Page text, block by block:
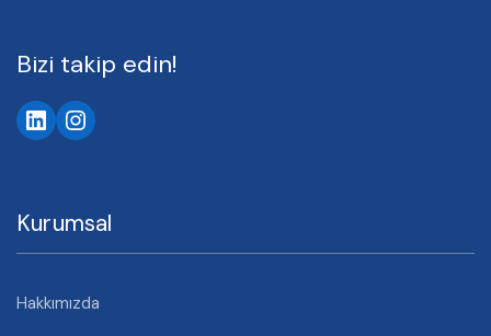
Bizi takip edin!
LinkedIn
Instagram
Kurumsal
Hakkımızda